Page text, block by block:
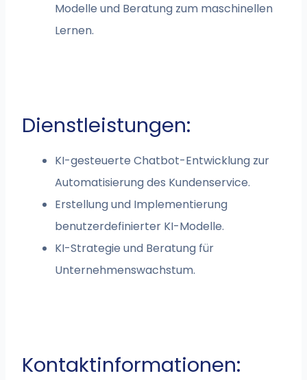
Modelle und Beratung zum maschinellen
Lernen.
Dienstleistungen:
KI-gesteuerte Chatbot-Entwicklung zur
Automatisierung des Kundenservice.
Erstellung und Implementierung
benutzerdefinierter KI-Modelle.
KI-Strategie und Beratung für
Unternehmenswachstum.
Kontaktinformationen: